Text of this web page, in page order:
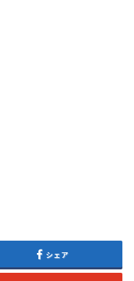
シェア